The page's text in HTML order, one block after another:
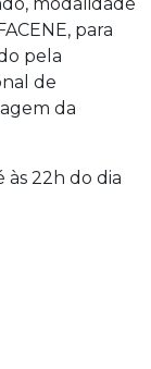
para
pela
de
da
às 22h do dia